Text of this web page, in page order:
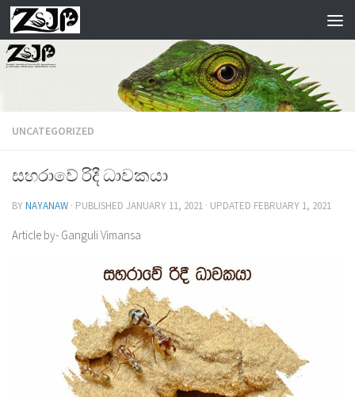
Skip to content
UNCATEGORIZED
සහරාවේ රිදී ධාවකයා
BYNAYANAW · PUBLISHED JANUARY 11, 2021 · UPDATED FEBRUARY 1, 2021
Article by- Ganguli Vimansa